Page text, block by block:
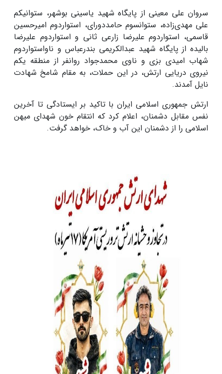
سروان علی معینی از پایگاه شهید یاسینی بوشهر، ستوانیکم
علی مهدی‌زاده، ستوانسوم حامددورای، استواردوم امیرحسین
قاسمی، استواردوم علیرضا زارعی ثانی و استواردوم علیرضا
بالیده از پایگاه شهید عبدالکریمی بندرعباس و ناواستواردوم
شهاب امیدی بزی و ناوی محمدجواد روانفر از منطقه یکم
نیروی دریایی ارتش، در این حملات، به مقام شامخ شهادت
نایل آمدند.
ارتش جمهوری اسلامی ایران با تاکید بر ایستادگی تا آخرین
نفس مقابل دشمنان، اعلام کرد که انتقام خون شهدای میهن
اسلامی را از دشمنان این آب و خاک، خواهد گرفت.